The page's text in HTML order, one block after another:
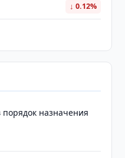
↓ 0.12%
назначения